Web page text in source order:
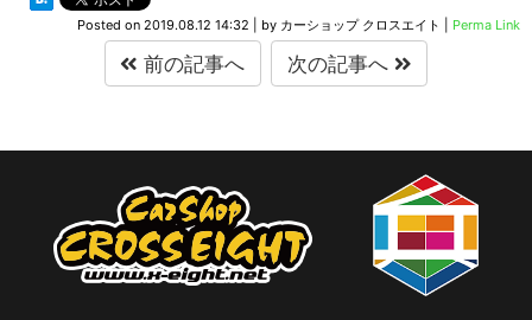
Posted on 2019.08.12 14:32 by カーショップ クロスエイト Perma Link
前の記事へ 次の記事へ